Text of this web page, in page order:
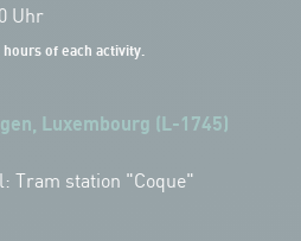
Uhr
of each activity.
Luxembourg (L-1745)
Tram station "Coque"